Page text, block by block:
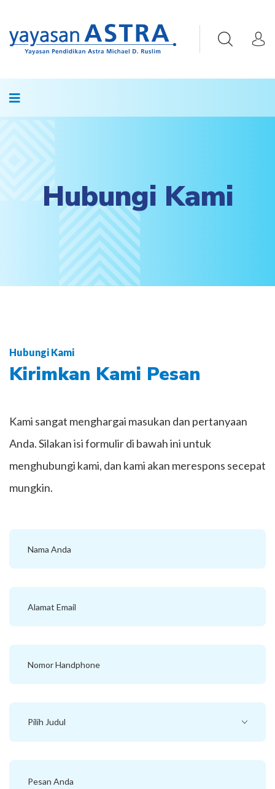
Hubungi Kami
Hubungi Kami
Kirimkan Kami Pesan
Kami sangat menghargai masukan dan pertanyaan
Anda. Silakan isi formulir di bawah ini untuk
menghubungi kami, dan kami akan merespons secepat
mungkin.